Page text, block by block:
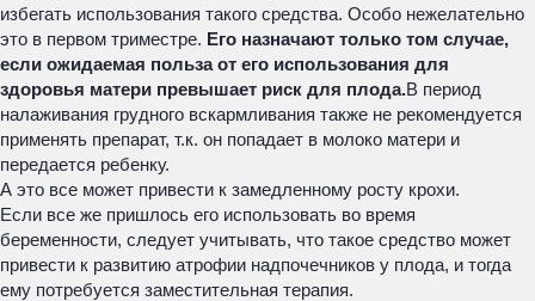
избегать использования такого средства. Особо нежелательно
это в первом триместре. Его назначают только том случае,
если ожидаемая польза от его использования для
здоровья матери превышает риск для плода.В период
налаживания грудного вскармливания также не рекомендуется
применять препарат, т.к. он попадает в молоко матери и
передается ребенку.
А это все может привести к замедленному росту крохи.
Если все же пришлось его использовать во время
беременности, следует учитывать, что такое средство может
привести к развитию атрофии надпочечников у плода, и тогда
ему потребуется заместительная терапия.